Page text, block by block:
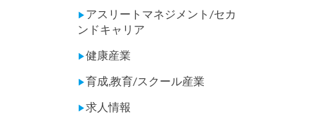
▶ アスリートマネジメント/セカ
ンドキャリア
▶健康産業
▶育成,教育/スクール産業
▶求人情報